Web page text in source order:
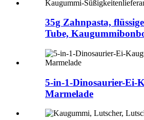
35g Zahnpasta,
Tube,
5-in-1-Dinosaurier-Ei-
Marmelade